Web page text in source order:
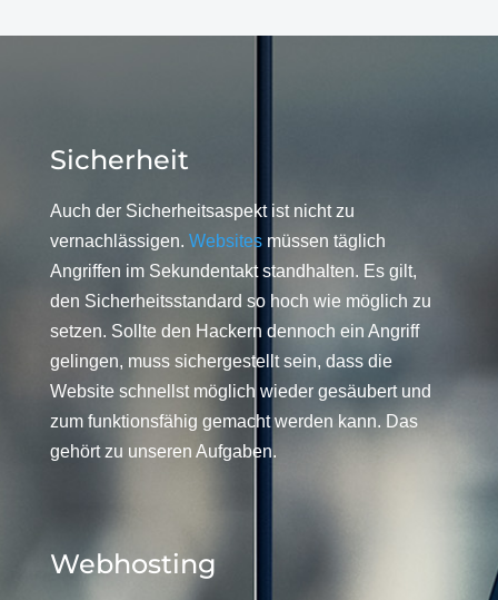
Sicherheit
Auch der Sicherheitsaspekt ist nicht zu
vernachlässigen. Websitesmüssen täglich
Angriffen im Sekundentakt standhalten. Es gilt,
den Sicherheitsstandard so hoch wie möglich zu
setzen. Sollte den Hackern dennoch ein Angriff
gelingen, muss sichergestellt sein, dass die
Website schnellst möglich wieder gesäubert und
zum funktionsfähig gemacht werden kann. Das
gehört zu unseren Aufgaben.
Webhosting